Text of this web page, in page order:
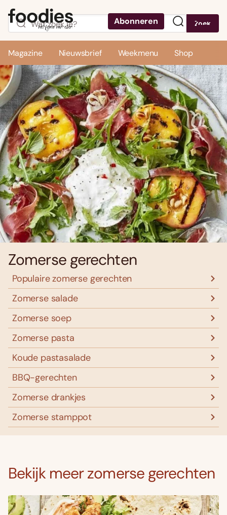
Abonneren Zoek
Magazine Nieuwsbrief Weekmenu Shop
Zomerse gerechten
Populaire zomerse gerechten
Zomerse salade
Zomerse soep
Zomerse pasta
Koude pastasalade
BBQ-gerechten
Zomerse drankjes
Zomerse stamppot
Bekijk meer zomerse gerechten